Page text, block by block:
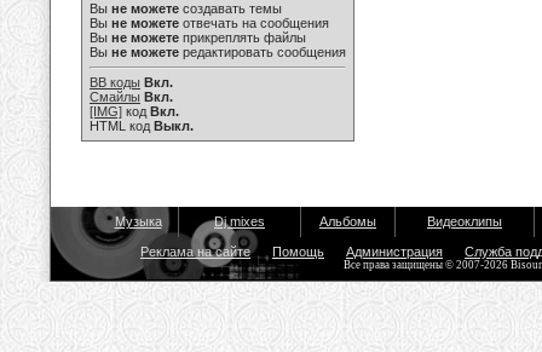
Вы не можете создавать темы
Вы не можете отвечать на сообщения
Вы не можете прикреплять файлы
Вы не можете редактировать сообщения
BB коды Вкл.
Смайлы Вкл.
[IMG] код Вкл.
HTML код Выкл.
Музыка Dj mixes Альбомы Видеоклипы
Реклама на сайте Помощь Администрация Служба
Все права защищены © 2007-2026